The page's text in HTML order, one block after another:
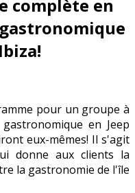
complète en
pour un groupe à
en Jeep
eux-mêmes! Il s'agit
donne aux clients la
la gastronomie de l'île